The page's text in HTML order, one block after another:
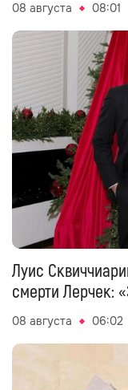
08 августа 08:01
Луис
смерти Лерчек:
08 августа 06:02